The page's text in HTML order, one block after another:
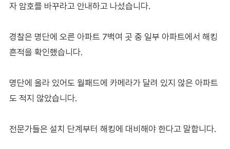
자 암호를 바꾸라고 안내하고 나섰습니다.
경찰은 명단에 오른 아파트 7백여 곳 중 일부 아파트에서 해킹
흔적을 확인했습니다.
명단에 올라 있어도 월패드에 카메라가 달려 있지 않은 아파트
도 적지 않았습니다.
전문가들은 설치 단계부터 해킹에 대비해야 한다고 말합니다.